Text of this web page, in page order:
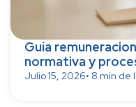
Guía
normativa y
Julio 15, 2026• 8 min de